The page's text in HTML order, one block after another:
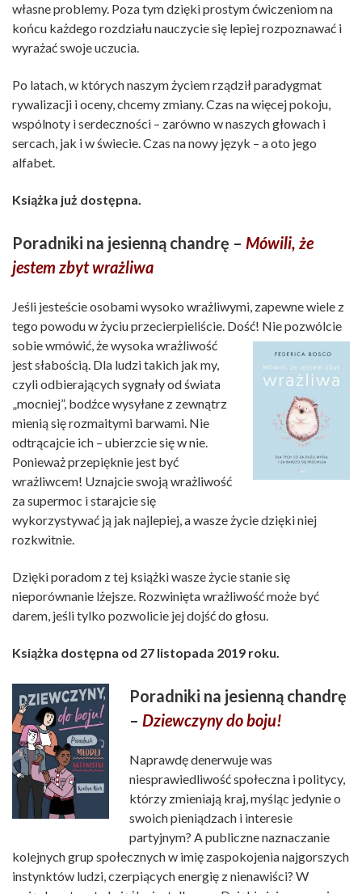
własne problemy. Poza tym dzięki prostym ćwiczeniom na
końcu każdego rozdziału nauczycie się lepiej rozpoznawać i
wyrażać swoje uczucia.
Po latach, w których naszym życiem rządził paradygmat
rywalizacji i oceny, chcemy zmiany. Czas na więcej pokoju,
wspólnoty i serdeczności – zarówno w naszych głowach i
sercach, jak i w świecie. Czas na nowy język – a oto jego
alfabet.
Książka już dostępna.
Poradniki na jesienną chandrę – Mówili, że
jestem zbyt wrażliwa
Jeśli jesteście osobami wysoko wrażliwymi, zapewne wiele z
tego powodu w życiu przecierpieliście. Dość! Nie pozwólcie
sobie wmówić, żewysoka wrażliwość
jest słabością. Dla ludzi takich jak my,
czyli odbierających sygnały od świata
„mocniej”, bodźce wysyłane z zewnątrz
mienią się rozmaitymi barwami. Nie
odtrącajcie ich – ubierzcie się w nie.
Ponieważ przepięknie jest być
wrażliwcem! Uznajcie swoją wrażliwość
za supermoc i starajcie się
wykorzystywać ją jak najlepiej, a wasze życie dzięki niej
rozkwitnie.
Dzięki poradom z tej książki wasze życie stanie się
nieporównanie lżejsze. Rozwinięta wrażliwość może być
darem, jeśli tylko pozwolicie jej dojść do głosu.
Książka dostępna od 27 listopada 2019 roku.
Poradniki na jesienną chandrę
– Dziewczyny do boju!
Naprawdę denerwuje was
niesprawiedliwość społeczna i politycy,
którzy zmieniają kraj, myśląc jedynie o
swoich pieniądzach i interesie
partyjnym? A publiczne naznaczanie
kolejnych grup społecznych w imię zaspokojenia najgorszych
instynktów ludzi, czerpiących energię z nienawiści? W